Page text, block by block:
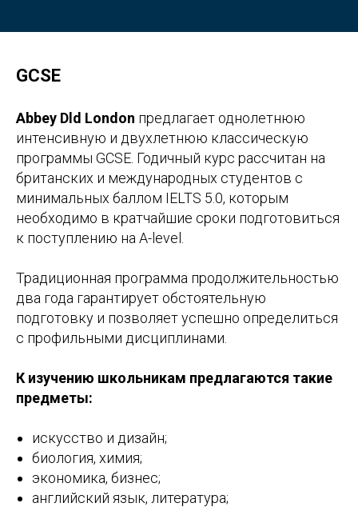
GCSE
Abbey Dld London предлагает однолетнюю
интенсивную и двухлетнюю классическую
программы GCSE. Годичный курс рассчитан на
британских и международных студентов с
минимальных баллом IELTS 5.0, которым
необходимо в кратчайшие сроки подготовиться
к поступлению на A-level.
Традиционная программа продолжительностью
два года гарантирует обстоятельную
подготовку и позволяет успешно определиться
с профильными дисциплинами.
К изучению школьникам предлагаются такие
предметы:
искусство и дизайн;
биология, химия;
экономика, бизнес;
английский язык, литература;